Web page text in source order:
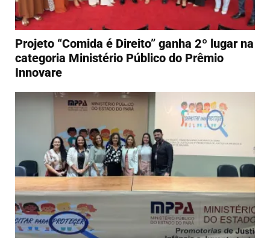
Projeto “Comida é Direito” ganha 2º lugar na
categoria Ministério Público do Prêmio
Innovare